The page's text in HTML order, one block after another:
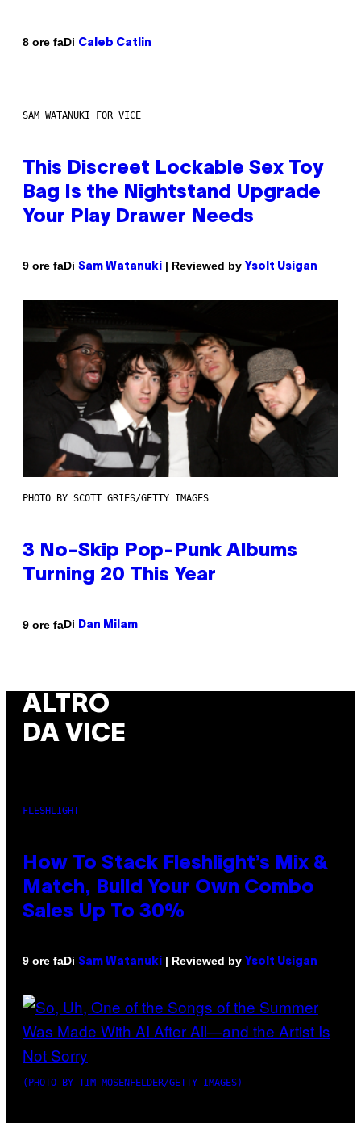
8 ore faDi Caleb Catlin
SAM WATANUKI FOR VICE
This Discreet Lockable Sex Toy
Bag Is the Nightstand Upgrade
Your Play Drawer Needs
9 ore faDi Sam Watanuki | Reviewed by Ysolt Usigan
PHOTO BY SCOTT GRIES/GETTY IMAGES
3 No-Skip Pop-Punk Albums
Turning 20 This Year
9 ore faDi Dan Milam
ALTRO
DA VICE
FLESHLIGHT
How To Stack Fleshlight’s Mix &
Match, Build Your Own Combo
Sales Up To 30%
9 ore faDi Sam Watanuki | Reviewed by Ysolt Usigan
(PHOTO BY TIM MOSENFELDER/GETTY IMAGES)